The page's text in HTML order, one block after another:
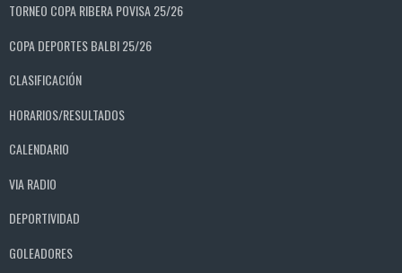
TORNEO COPA RIBERA POVISA 25/26
COPA DEPORTES BALBI 25/26
CLASIFICACIÓN
HORARIOS/RESULTADOS
CALENDARIO
VIA RADIO
DEPORTIVIDAD
GOLEADORES